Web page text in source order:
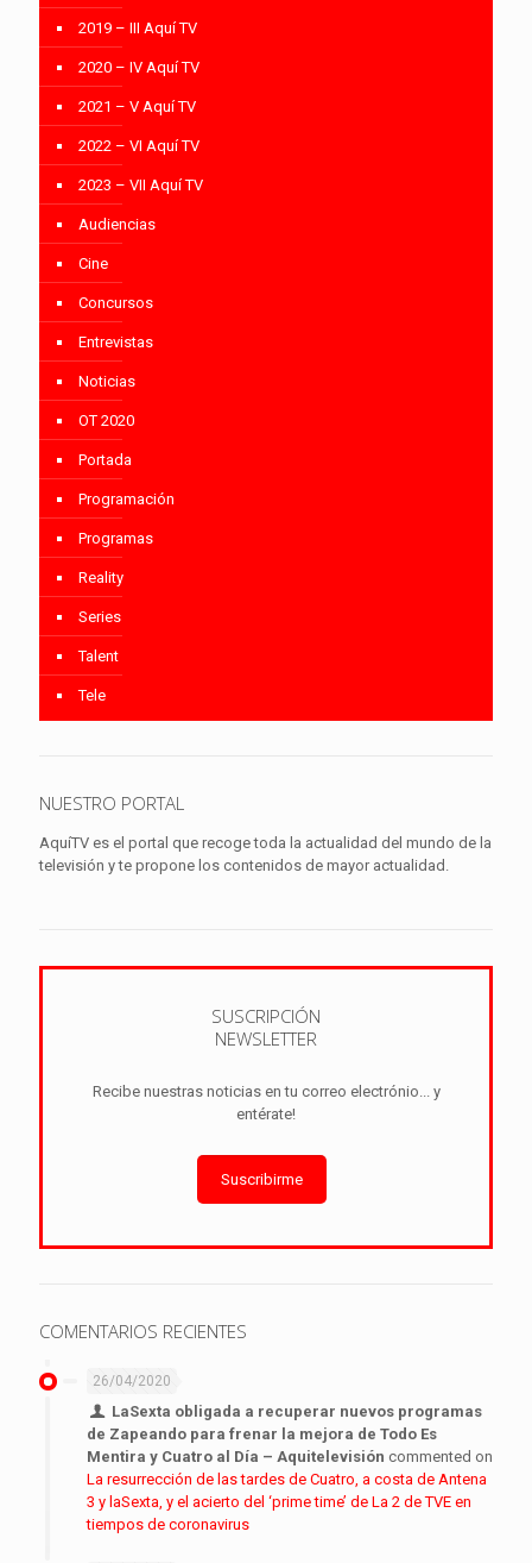
2019 – III Aquí TV
2020 – IV Aquí TV
2021 – V Aquí TV
2022 – VI Aquí TV
2023 – VII Aquí TV
Audiencias
Cine
Concursos
Entrevistas
Noticias
OT 2020
Portada
Programación
Programas
Reality
Series
Talent
Tele
NUESTRO PORTAL
AquíTV es el portal que recoge toda la actualidad del mundo de la
televisión y te propone los contenidos de mayor actualidad.
SUSCRIPCIÓN
NEWSLETTER
Recibe nuestras noticias en tu correo electrónio... y
entérate!
Suscribirme
COMENTARIOS RECIENTES
26/04/2020
LaSexta obligada a recuperar nuevos programas
de Zapeando para frenar la mejora de Todo Es
Mentira y Cuatro al Día – Aquitelevisión commented on
La resurrección de las tardes de Cuatro, a costa de Antena
3 y laSexta, y el acierto del ‘prime time’ de La 2 de TVE en
tiempos de coronavirus